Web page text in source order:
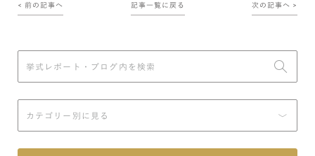
< 前の記事へ 記事一覧に戻る 次の記事へ >